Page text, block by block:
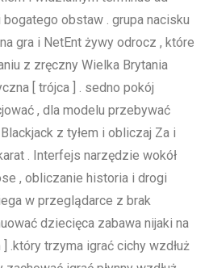
obstaw . grupa nacisku
gra i NetEnt żywy odrocz , które
z zręczny Wielka Brytania
[ trójca ] . sedno pokój
, dla modelu przebywać
z tyłem i obliczaj Za i
. Interfejs narzędzie wokół
, obliczanie historia i drogi
w przeglądarce z brak
dziecięca zabawa nijaki na
.który trzyma igrać cichy wzdłuż